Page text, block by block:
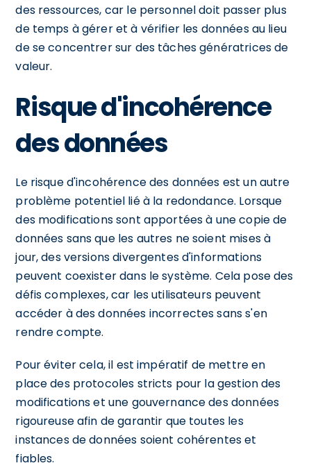
des ressources, car le personnel doit passer plus
de temps à gérer et à vérifier les données au lieu
de se concentrer sur des tâches génératrices de
valeur.
Risque d'incohérence
des données
Le risque d'incohérence des données est un autre
problème potentiel lié à la redondance. Lorsque
des modifications sont apportées à une copie de
données sans que les autres ne soient mises à
jour, des versions divergentes d'informations
peuvent coexister dans le système. Cela pose des
défis complexes, car les utilisateurs peuvent
accéder à des données incorrectes sans s'en
rendre compte.
Pour éviter cela, il est impératif de mettre en
place des protocoles stricts pour la gestion des
modifications et une gouvernance des données
rigoureuse afin de garantir que toutes les
instances de données soient cohérentes et
fiables.